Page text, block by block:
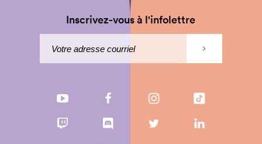
Inscrivez-vous à l'infolettre